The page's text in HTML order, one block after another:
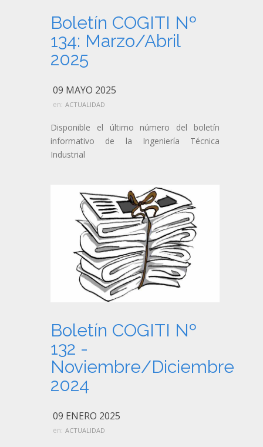
Boletín COGITI Nº
134: Marzo/Abril
2025
09 MAYO 2025
en: ACTUALIDAD
Disponible el último número del boletín
informativo de la Ingeniería Técnica
Industrial
Boletín COGITI Nº
132 -
Noviembre/Diciembre
2024
09 ENERO 2025
en: ACTUALIDAD